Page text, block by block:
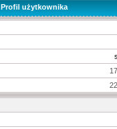
Profil użytkownika